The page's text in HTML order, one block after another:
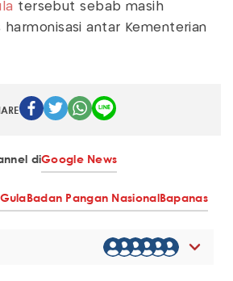
tersebut sebab masih
antar Kementerian
diGoogle News
Badan Pangan NasionalBapanas